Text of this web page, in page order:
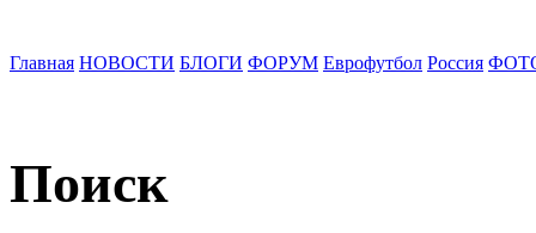
Главная НОВОСТИ БЛОГИ ФОРУМ Еврофутбол Россия
Поиск